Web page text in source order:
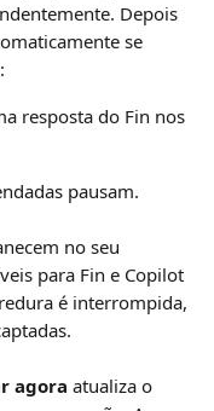
Depois
se
resposta do Fin nos
pausam.
no seu
para Fin e Copilot
é interrompida,
agora atualiza o